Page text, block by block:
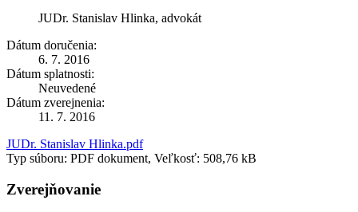
JUDr. Stanislav Hlinka, advokát
Dátum doručenia:
6. 7. 2016
Dátum splatnosti:
Neuvedené
Dátum zverejnenia:
11. 7. 2016
JUDr. Stanislav Hlinka.pdf
Typ súboru: PDF dokument, Veľkosť: 508,76 kB
Zverejňovanie